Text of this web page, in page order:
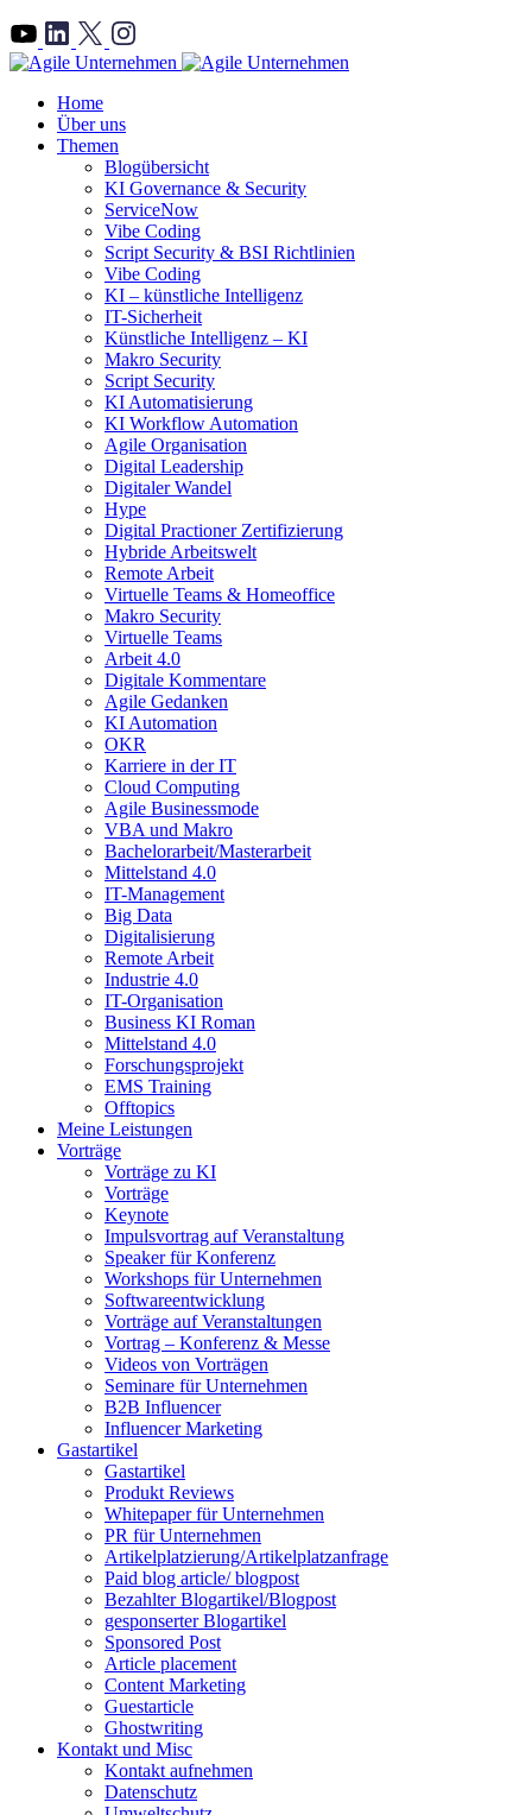
">
Home
Über uns
Themen
Blogübersicht
KI Governance & Security
ServiceNow
Vibe Coding
Script Security & BSI Richtlinien
Vibe Coding
KI – künstliche Intelligenz
IT-Sicherheit
Künstliche Intelligenz – KI
Makro Security
Script Security
KI Automatisierung
KI Workflow Automation
Agile Organisation
Digital Leadership
Digitaler Wandel
Hype
Digital Practioner Zertifizierung
Hybride Arbeitswelt
Remote Arbeit
Virtuelle Teams & Homeoffice
Makro Security
Virtuelle Teams
Arbeit 4.0
Digitale Kommentare
Agile Gedanken
KI Automation
OKR
Karriere in der IT
Cloud Computing
Agile Businessmode
VBA und Makro
Bachelorarbeit/Masterarbeit
Mittelstand 4.0
IT-Management
Big Data
Digitalisierung
Remote Arbeit
Industrie 4.0
IT-Organisation
Business KI Roman
Mittelstand 4.0
Forschungsprojekt
EMS Training
Offtopics
Meine Leistungen
Vorträge
Vorträge zu KI
Vorträge
Keynote
Impulsvortrag auf Veranstaltung
Speaker für Konferenz
Workshops für Unternehmen
Softwareentwicklung
Vorträge auf Veranstaltungen
Vortrag – Konferenz & Messe
Videos von Vorträgen
Seminare für Unternehmen
B2B Influencer
Influencer Marketing
Gastartikel
Gastartikel
Produkt Reviews
Whitepaper für Unternehmen
PR für Unternehmen
Artikelplatzierung/Artikelplatzanfrage
Paid blog article/ blogpost
Bezahlter Blogartikel/Blogpost
gesponserter Blogartikel
Sponsored Post
Article placement
Content Marketing
Guestarticle
Ghostwriting
Kontakt und Misc
Kontakt aufnehmen
Datenschutz